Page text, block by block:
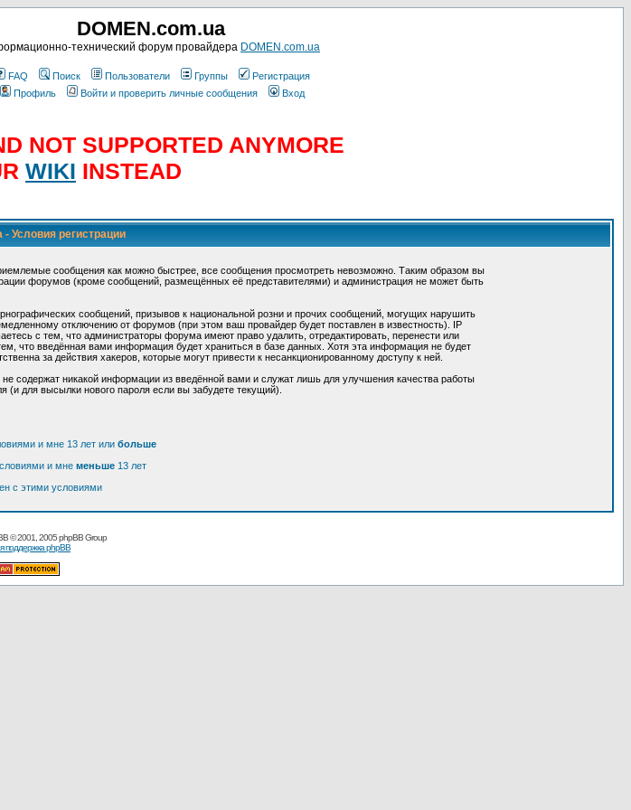
DOMEN.com.ua
технический форум провайдера DOMEN.com.ua
FAQ Поиск Пользователи Группы
Регистрация
Профиль
Войти и проверить личные сообщения Вход
NOT SUPPORTED ANYMORE
WIKI INSTEAD
- Условия регистрации
сообщения как можно быстрее, все сообщения просмотреть невозможно. Таким образом вы
форумов (кроме сообщений, размещённых её представителями) и администрация не может быть
сообщений, призывов к национальной розни и прочих сообщений, могущих нарушить
отключению от форумов (при этом ваш провайдер будет поставлен в известность). IP
с тем, что администраторы форума имеют право удалить, отредактировать, перенести или
что введённая вами информация будет храниться в базе данных. Хотя эта информация не будет
за действия хакеров, которые могут привести к несанкционированному доступу к ней.
никакой информации из введённой вами и служат лишь для улучшения качества работы
для высылки нового пароля если вы забудете текущий).
и мне 13 лет или больше
и мне меньше 13 лет
с этими условиями
© 2001, 2005 phpBB Group
поддержка phpBB